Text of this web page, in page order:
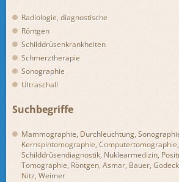
Radiologie, diagnostische
Röntgen
Schilddrüsenkrankheiten
Schmerztherapie
Sonographie
Ultraschall
Suchbegriffe
Mammographie, Durchleuchtung,
Kernspintomographie,
Schilddrüsendiagnostik, Nuklearmedizin,
Tomographie, Röntgen, Asmar, Bauer,
Nitz, Weimer